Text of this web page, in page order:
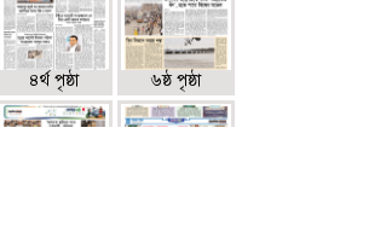
৪র্থ পৃষ্ঠা ৬ষ্ঠ পৃষ্ঠা